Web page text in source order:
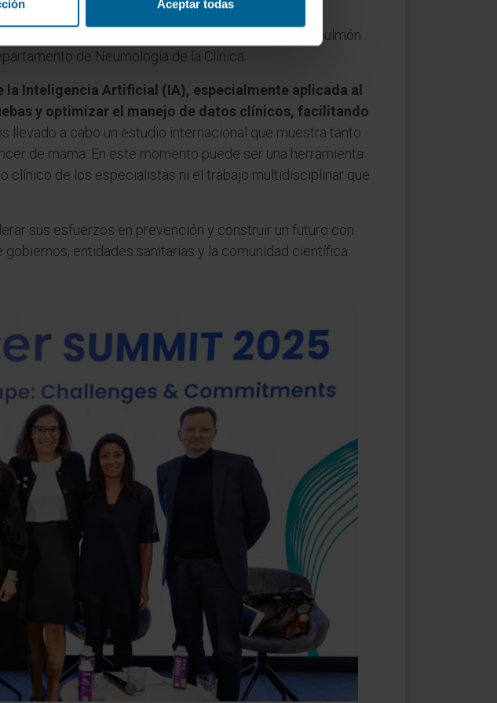
Aceptar todas
muy positivos tanto en deshabituación
la necesidad de incluir el cribado de cáncer de pulmón
de Neumología de la Clínica.
la Inteligencia Artificial (IA), especialmente aplicada al
y optimizar el manejo de datos clínicos, facilitando
llevado a cabo un estudio internacional que muestra tanto
de mama. En este momento puede ser una herramienta
clínico de los especialistas ni el trabajo multidisciplinar que
sus esfuerzos en prevención y construir un futuro con
entidades sanitarias y la comunidad científica.